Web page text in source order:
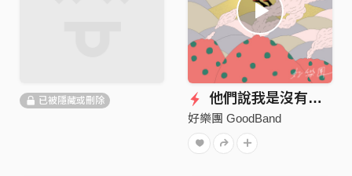
已被隱藏或刪除 他們說我是沒有用的年輕人
好樂團 GoodBand